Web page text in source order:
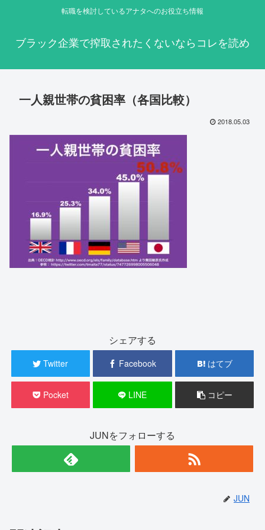
転職を検討しているアナタへのお役立ち情報
ブラック企業で搾取されたくないならコレを読め
一人親世帯の貧困率（各国比較）
2018.05.03
シェアする
Twitter Facebook はてブ
Pocket LINE コピー
JUNをフォローする
JUN